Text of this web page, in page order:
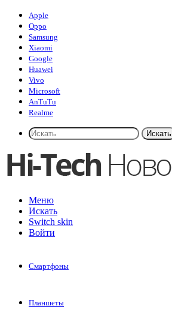
Apple
Oppo
Samsung
Xiaomi
Google
Huawei
Vivo
Microsoft
AnTuTu
Realme
Искать
Меню
Искать
Switch skin
Войти
Смартфоны
Планшеты